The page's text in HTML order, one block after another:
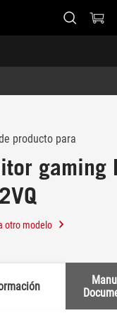
producto para
gaming
otro modelo